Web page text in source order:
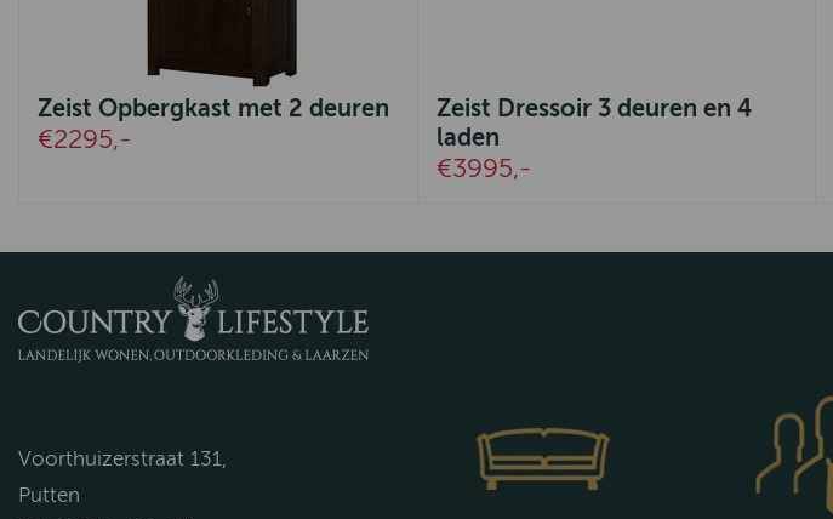
Zeist Opbergkast met 2 deuren
€2295,-
Zeist Dressoir 3 deuren en 4
laden
€3995,-
Voorthuizerstraat 131,
Putten